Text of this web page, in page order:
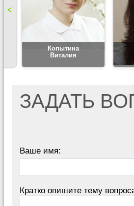
Копытина
Виталия
ЗАДАТЬ
Ваше имя:
Кратко опишите тему